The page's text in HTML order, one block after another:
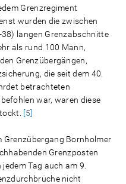
Grenzregiment
wurden die zwischen
38) langen Grenzabschnitte
als rund 100 Mann,
Grenzübergängen,
die seit dem 40.
betrachteten
war, waren diese
[5]
Grenzübergang Bornholmer
Grenzposten
jedem Tag auch am 9.
nicht